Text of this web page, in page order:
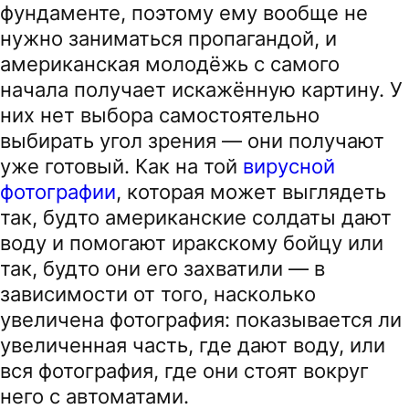
фундаменте, поэтому ему вообще не
нужно заниматься пропагандой, и
американская молодёжь с самого
начала получает искажённую картину. У
них нет выбора самостоятельно
выбирать угол зрения — они получают
уже готовый. Как на той вирусной
фотографии, которая может выглядеть
так, будто американские солдаты дают
воду и помогают иракскому бойцу или
так, будто они его захватили — в
зависимости от того, насколько
увеличена фотография: показывается ли
увеличенная часть, где дают воду, или
вся фотография, где они стоят вокруг
него с автоматами.